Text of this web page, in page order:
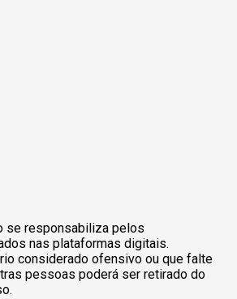
se responsabiliza pelos
nas plataformas digitais.
considerado ofensivo ou que falte
pessoas poderá ser retirado do